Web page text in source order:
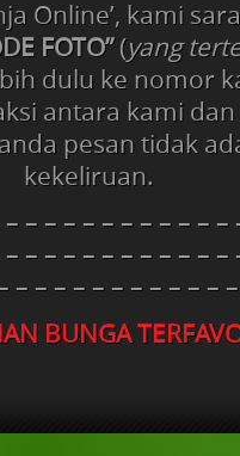
Online’, kami
FOTO”(yang
dulu ke nomor
antara kami
pesan tidak
kekeliruan.
– – – – – – – – – – –
– – – – – – – – – – –
– – – – – – – – – – –
BUNGA